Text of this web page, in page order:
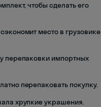
чтобы сделать его
место в грузовике
перепаковки импортных
перепаковать покупку.
хрупкие украшения.